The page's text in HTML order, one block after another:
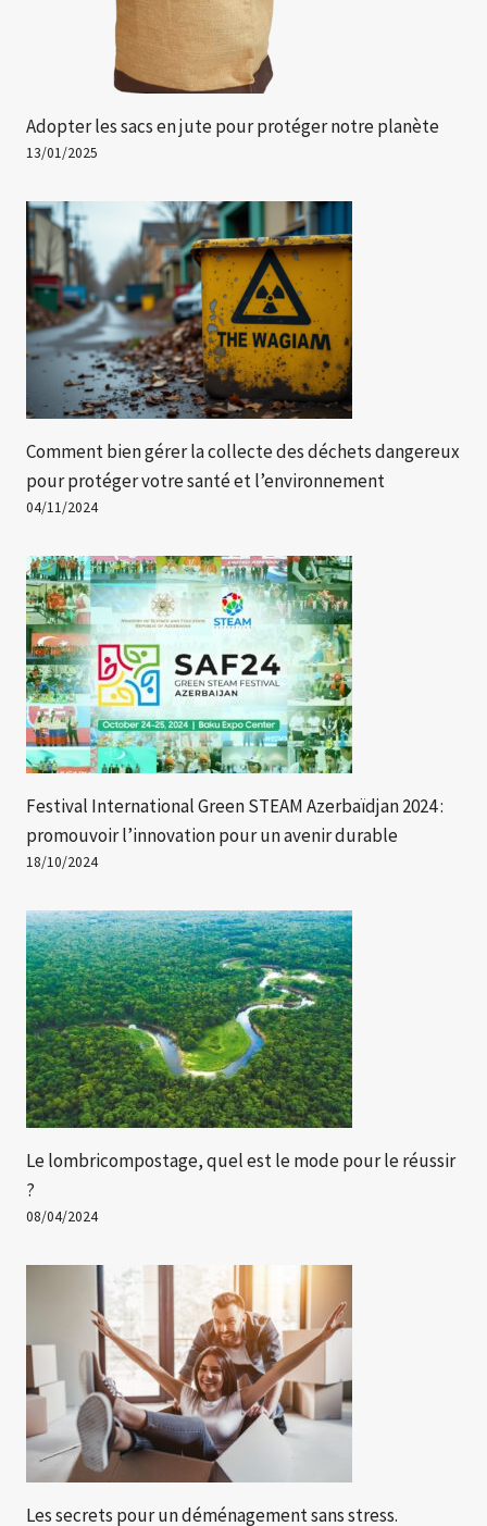
Adopter les sacs en jute pour protéger notre planète
13/01/2025
Comment bien gérer la collecte des déchets dangereux
pour protéger votre santé et l’environnement
04/11/2024
Festival International Green STEAM Azerbaïdjan 2024 :
promouvoir l’innovation pour un avenir durable
18/10/2024
Le lombricompostage, quel est le mode pour le réussir
?
08/04/2024
Les secrets pour un déménagement sans stress.